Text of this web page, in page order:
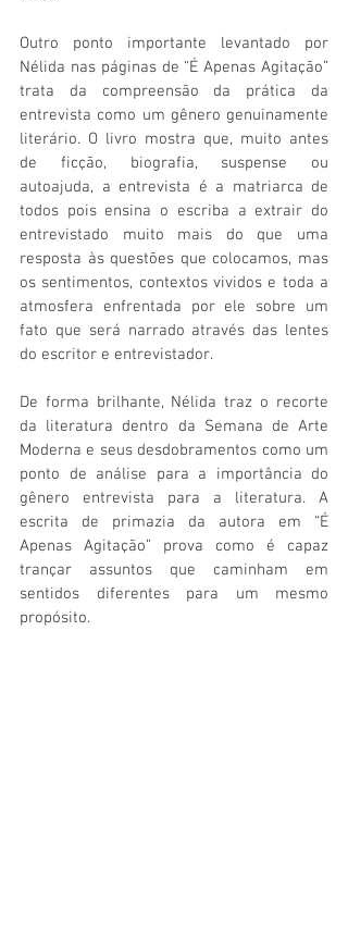
Outro ponto importante levantado por
Nélida nas páginas de “É Apenas Agitação”
trata da compreensão da prática da
entrevista como um gênero genuinamente
literário. O livro mostra que, muito antes
de ficção, biografia, suspense ou
autoajuda, a entrevista é a matriarca de
todos pois ensina o escriba a extrair do
entrevistado muito mais do que uma
resposta às questões que colocamos, mas
os sentimentos, contextos vividos e toda a
atmosfera enfrentada por ele sobre um
fato que será narrado através das lentes
do escritor e entrevistador.
De forma brilhante, Nélida traz o recorte
da literatura dentro da Semana de Arte
Moderna e seus desdobramentos como um
ponto de análise para a importância do
gênero entrevista para a literatura. A
escrita de primazia da autora em “É
Apenas Agitação” prova como é capaz
trançar assuntos que caminham em
sentidos diferentes para um mesmo
propósito.